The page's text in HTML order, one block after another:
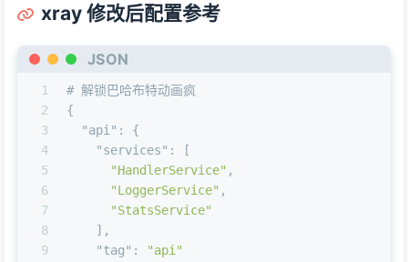
xray 修改后配置参考
JSON
1
2
3
4
5
6
7
8
9
# 解锁巴哈布特动画疯
{
"api" :
{
"services" :
[
"HandlerService" ,
"LoggerService" ,
"StatsService"
] ,
"tag" :
"api"